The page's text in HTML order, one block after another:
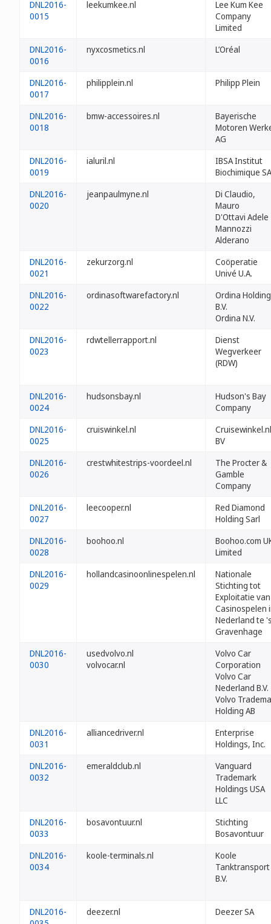
DNL2016-
0015
leekumkee.nl
Lee Kum Kee
Company
Limited
DNL2016-
0016
nyxcosmetics.nl L’Oréal
DNL2016-
0017
philipplein.nl Philipp Plein
DNL2016-
0018
bmw-accessoires.nl
Bayerische
Motoren
AG
DNL2016-
0019
ialuril.nl
IBSA Institut
Biochimique SA
DNL2016-
0020
jeanpaulmyne.nl
Di Claudio,
Mauro
D'Ottavi Adele
Mannozzi
Alderano
DNL2016-
0021
zekurzorg.nl
Coöperatie
Univé U.A.
DNL2016-
0022
ordinasoftwarefactory.nl
Ordina Holding
B.V.
Ordina N.V.
DNL2016-
0023
rdwtellerrapport.nl
Dienst
Wegverkeer
(RDW)
DNL2016-
0024
hudsonsbay.nl
Hudson's Bay
Company
DNL2016-
0025
cruiswinkel.nl
Cruisewinkel.nl
BV
DNL2016-
0026
crestwhitestrips-voordeel.nl
The Procter &
Gamble
Company
DNL2016-
0027
leecooper.nl
Red Diamond
Holding Sarl
DNL2016-
0028
boohoo.nl
Boohoo.com
Limited
DNL2016-
0029
hollandcasinoonlinespelen.nl
Nationale
Stichting tot
Exploitatie van
Casinospelen
Nederland te
Gravenhage
DNL2016-
0030
usedvolvo.nl
volvocar.nl
Volvo Car
Corporation
Volvo Car
Nederland B.V.
Volvo
Holding AB
DNL2016-
0031
alliancedriver.nl
Enterprise
Holdings, Inc.
DNL2016-
0032
emeraldclub.nl
Vanguard
Trademark
Holdings USA
LLC
DNL2016-
0033
bosavontuur.nl
Stichting
Bosavontuur
DNL2016-
0034
koole-terminals.nl
Koole
Tanktransport
B.V.
DNL2016-
deezer.nl Deezer SA